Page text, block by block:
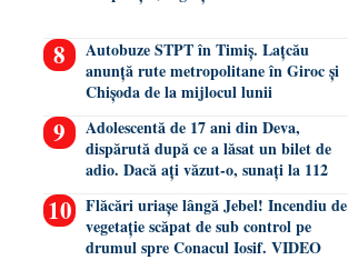
Autobuze STPT în Timiș. Lațcău
anunță rute metropolitane în Giroc și
Chișoda de la mijlocul lunii
Adolescentă de 17 ani din Deva,
dispărută după ce a lăsat un bilet de
adio. Dacă ați văzut-o, sunați la 112
Flăcări uriașe lângă Jebel! Incendiu de
vegetație scăpat de sub control pe
drumul spre Conacul Iosif. VIDEO